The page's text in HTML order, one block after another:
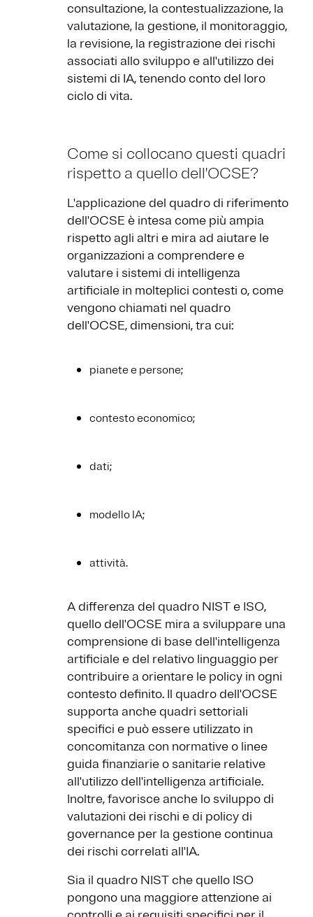
consultazione, la contestualizzazione, la
valutazione, la gestione, il monitoraggio,
la revisione, la registrazione dei rischi
associati allo sviluppo e all'utilizzo dei
sistemi di IA, tenendo conto del loro
ciclo di vita.
Come si collocano questi quadri
rispetto a quello dell'OCSE?
L'applicazione del quadro di riferimento
dell'OCSE è intesa come più ampia
rispetto agli altri e mira ad aiutare le
organizzazioni a comprendere e
valutare i sistemi di intelligenza
artificiale in molteplici contesti o, come
vengono chiamati nel quadro
dell'OCSE, dimensioni, tra cui:
pianete e persone;
contesto economico;
dati;
modello IA;
attività.
A differenza del quadro NIST e ISO,
quello dell'OCSE mira a sviluppare una
comprensione di base dell'intelligenza
artificiale e del relativo linguaggio per
contribuire a orientare le policy in ogni
contesto definito. Il quadro dell'OCSE
supporta anche quadri settoriali
specifici e può essere utilizzato in
concomitanza con normative o linee
guida finanziarie o sanitarie relative
all'utilizzo dell'intelligenza artificiale.
Inoltre, favorisce anche lo sviluppo di
valutazioni dei rischi e di policy di
governance per la gestione continua
dei rischi correlati all'IA.
Sia il quadro NIST che quello ISO
pongono una maggiore attenzione ai